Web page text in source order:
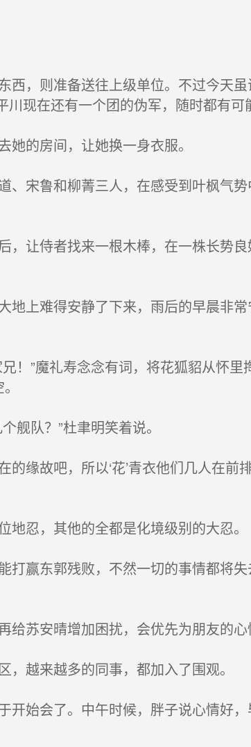
，则准备送往上级单位。不过今天
现在还有一个团的伪军，随时都有可
的房间，让她换一身衣服。
宋鲁和柳菁三人，在感受到叶枫气
让侍者找来一根木棒，在一株长势
上难得安静了下来，雨后的早晨非
！”魔礼寿念念有词，将花狐貂从怀里
舰队？”杜聿明笑着说。
缘故吧，所以‘花’青衣他们几人在前
忍，其他的全都是化境级别的大忍。
赢东郭残败，不然一切的事情都将
苏安晴增加困扰，会优先为朋友的心
越来越多的同事，都加入了围观。
始会了。中午时候，胖子说心情好，